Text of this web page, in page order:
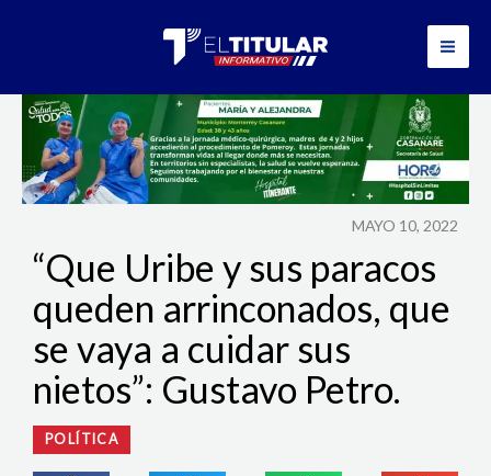
MAYO 10, 2022
“Que Uribe y sus paracos
queden arrinconados, que
se vaya a cuidar sus
nietos”: Gustavo Petro.
POLÍTICA